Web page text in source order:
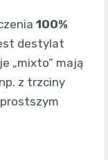
100%
destylat
„mixto” mają
z trzciny